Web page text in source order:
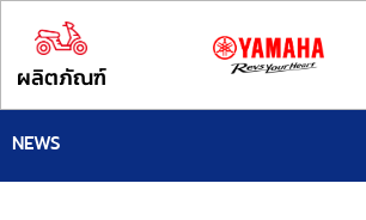
ผลิตภัณฑ์
NEWS